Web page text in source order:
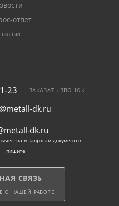
ответ
23 ЗАКАЗАТЬ ЗВОНОК
dk.ru
dk.ru
и запросам документов
пишите
СВЯЗЬ
О НАШЕЙ РАБОТЕ